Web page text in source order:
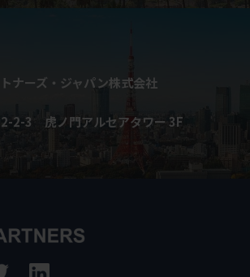
ナーズ・ジャパン株式会社
2-3 虎ノ門アルセアタワー 3F